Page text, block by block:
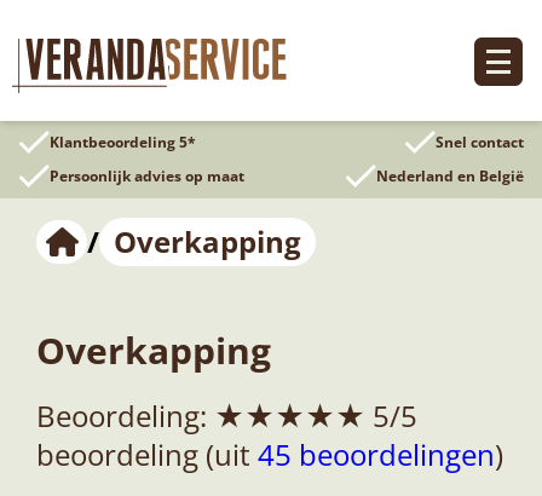
naar
de
Klantbeoordeling 5*
Snel contact
Persoonlijk advies op maat
Nederland en België
/ Overkapping
Overkapping
Beoordeling: ★★★★★ 5/5
beoordeling (uit 45 beoordelingen)